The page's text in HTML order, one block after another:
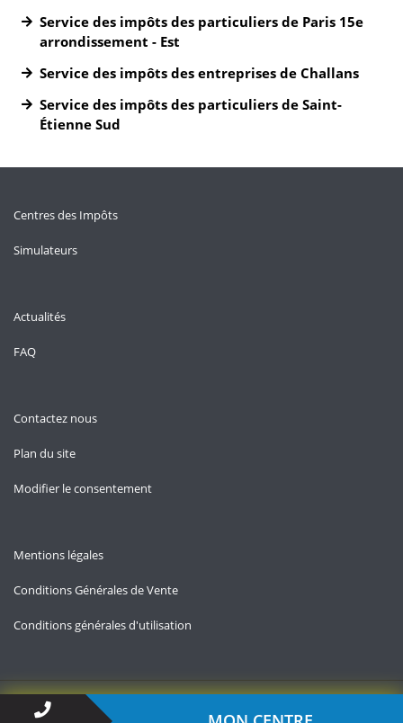
Service des impôts des particuliers de Paris 15e
arrondissement - Est
Service des impôts des entreprises de Challans
Service des impôts des particuliers de Saint-
Étienne Sud
Centres des Impôts
Simulateurs
Actualités
FAQ
Contactez nous
Plan du site
Modifier le consentement
Mentions légales
Conditions Générales de Vente
Conditions générales d'utilisation
Copyright © 2026 — Contact-impots.fr